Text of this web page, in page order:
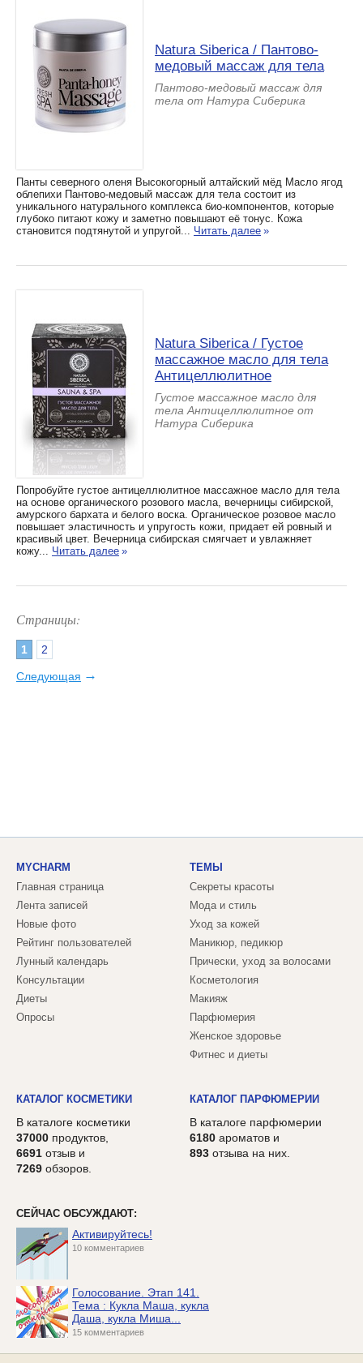
Natura Siberica / Пантово-
медовый массаж для тела
Пантово-медовый массаж для
тела от Натура Сиберика
Панты северного оленя Высокогорный алтайский мёд Масло ягод
облепихи Пантово-медовый массаж для тела состоит из
уникального натурального комплекса био-компонентов, которые
глубоко питают кожу и заметно повышают её тонус. Кожа
становится подтянутой и упругой... Читать далее »
Natura Siberica / Густое
массажное масло для тела
Антицеллюлитное
Густое массажное масло для
тела Антицеллюлитное от
Натура Сиберика
Попробуйте густое антицеллюлитное массажное масло для тела
на основе органического розового масла, вечерницы сибирской,
амурского бархата и белого воска. Органическое розовое масло
повышает эластичность и упругость кожи, придает ей ровный и
красивый цвет. Вечерница сибирская смягчает и увлажняет
кожу... Читать далее »
Страницы:
1 2
Следующая →
MYCHARM
Главная страница
Лента записей
Новые фото
Рейтинг пользователей
Лунный календарь
Консультации
Диеты
Опросы
ТЕМЫ
Секреты красоты
Мода и стиль
Уход за кожей
Маникюр, педикюр
Прически, уход за волосами
Косметология
Макияж
Парфюмерия
Женское здоровье
Фитнес и диеты
КАТАЛОГ КОСМЕТИКИ
В каталоге косметики
37000 продуктов,
6691 отзыв и
7269 обзоров.
КАТАЛОГ ПАРФЮМЕРИИ
В каталоге парфюмерии
6180 ароматов и
893 отзыва на них.
СЕЙЧАС ОБСУЖДАЮТ:
Активируйтесь!
10 комментариев
Голосование. Этап 141.
Тема : Кукла Маша, кукла
Даша, кукла Миша...
15 комментариев